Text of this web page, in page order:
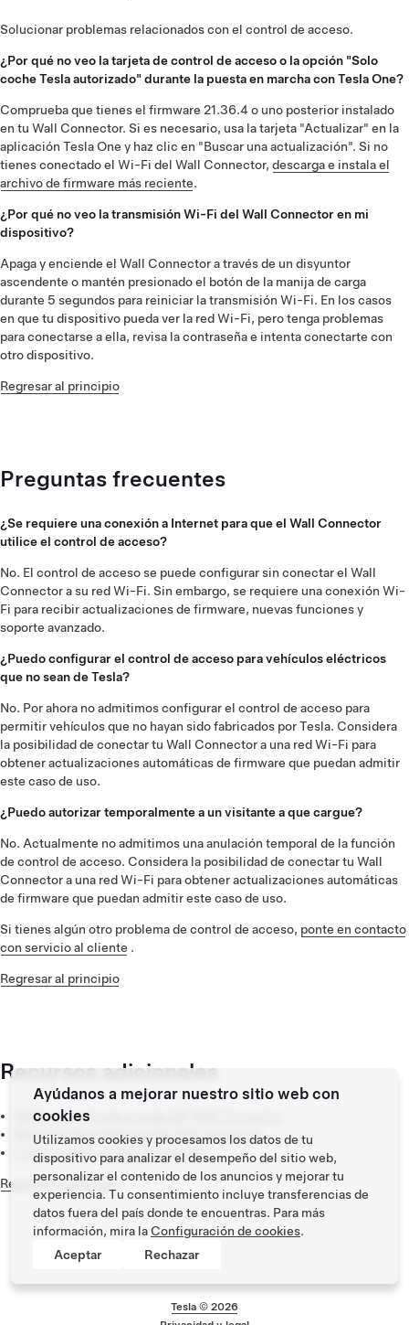
Solucionar problemas relacionados con el control de acceso.
¿Por qué no veo la tarjeta de control de acceso o la opción "Solo
coche Tesla autorizado" durante la puesta en marcha con Tesla One?
Comprueba que tienes el firmware 21.36.4 o uno posterior instalado
en tu Wall Connector. Si es necesario, usa la tarjeta "Actualizar" en la
aplicación Tesla One y haz clic en "Buscar una actualización". Si no
tienes conectado el Wi-Fi del Wall Connector, descarga e instala el
archivo de firmware más reciente.
¿Por qué no veo la transmisión Wi-Fi del Wall Connector en mi
dispositivo?
Apaga y enciende el Wall Connector a través de un disyuntor
ascendente o mantén presionado el botón de la manija de carga
durante 5 segundos para reiniciar la transmisión Wi-Fi. En los casos
en que tu dispositivo pueda ver la red Wi-Fi, pero tenga problemas
para conectarse a ella, revisa la contraseña e intenta conectarte con
otro dispositivo.
Regresar al principio
Preguntas frecuentes
¿Se requiere una conexión a Internet para que el Wall Connector
utilice el control de acceso?
No. El control de acceso se puede configurar sin conectar el Wall
Connector a su red Wi-Fi. Sin embargo, se requiere una conexión Wi-
Fi para recibir actualizaciones de firmware, nuevas funciones y
soporte avanzado.
¿Puedo configurar el control de acceso para vehículos eléctricos
que no sean de Tesla?
No. Por ahora no admitimos configurar el control de acceso para
permitir vehículos que no hayan sido fabricados por Tesla. Considera
la posibilidad de conectar tu Wall Connector a una red Wi-Fi para
obtener actualizaciones automáticas de firmware que puedan admitir
este caso de uso.
¿Puedo autorizar temporalmente a un visitante a que cargue?
No. Actualmente no admitimos una anulación temporal de la función
de control de acceso. Considera la posibilidad de conectar tu Wall
Connector a una red Wi-Fi para obtener actualizaciones automáticas
de firmware que puedan admitir este caso de uso.
Si tienes algún otro problema de control de acceso, ponte en contacto
con servicio al cliente .
Regresar al principio
Recursos adicionales
Administración de energía del Wall Connector
Solución de problemas del Wall Connector
Cómo instalar un Wall Connector
Regresar al principio
Tesla © 2026
Ayúdanos a mejorar nuestro sitio web con
cookies
Utilizamos cookies y procesamos los datos de tu
dispositivo para analizar el desempeño del sitio web,
personalizar el contenido de los anuncios y mejorar tu
experiencia. Tu consentimiento incluye transferencias de
datos fuera del país donde te encuentras. Para más
información, mira la Configuración de cookies.
Aceptar
Rechazar